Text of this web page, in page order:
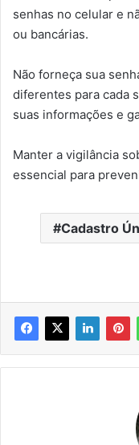
senhas no celular e
ou bancárias.
Não forneça sua
diferentes para cada
suas informações e
Manter a vigilância
essencial para
Cadastro